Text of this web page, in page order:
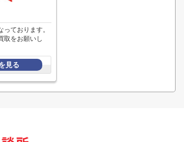
っております。
取をお願いし
見る